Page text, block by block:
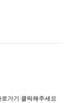
가기 클릭해주세요